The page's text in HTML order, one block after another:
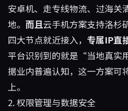
安卓机、走专线物流、过海关
地。 而且云手机方案支持洛杉
四大节点就近接入， 专属IP直
平台识别到的就是“当地真实
据业内普遍认知，这一方案可
上。
2. 权限管理与数据安全